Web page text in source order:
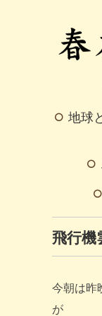
地球
飛行機
今朝は昨
が